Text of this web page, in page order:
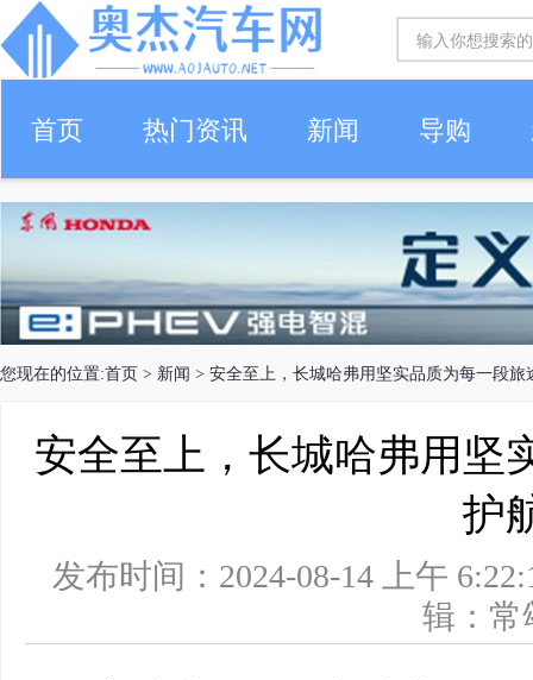
首页 热门资讯 新闻 导购
您现在的位置:首页 > 新闻 > 安全至上，长城哈弗用坚实品质为每一段旅
安全至上，长城哈弗用坚
护
发布时间：2024-08-14 上午
辑：